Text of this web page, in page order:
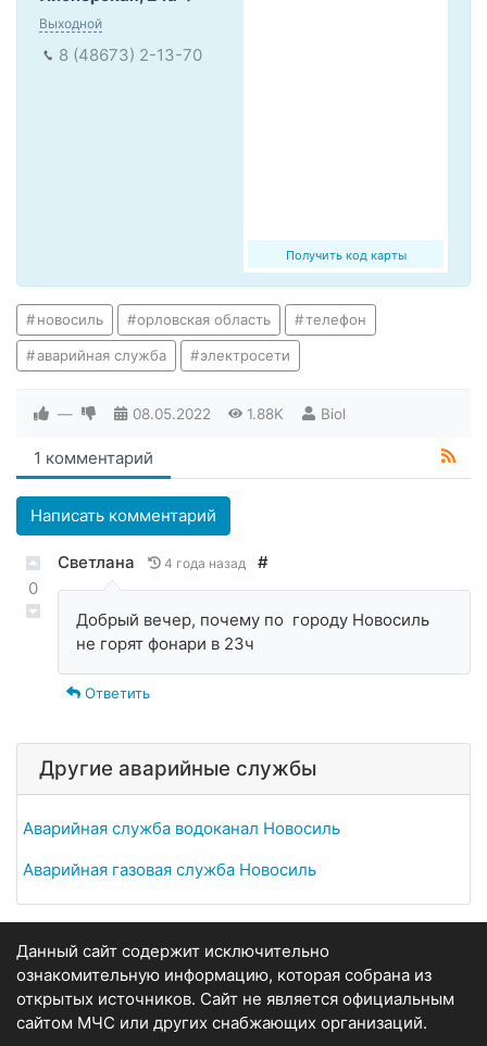
Получить код карты
Выходной
8 (48673) 2-13-70
новосиль орловская область телефон
аварийная служба электросети
— 08.05.2022 1.88K Biol
1 комментарий
Написать комментарий
0
Светлана 4 года назад #
Добрый вечер, почему по городу Новосиль
не горят фонари в 23ч
Ответить
Другие аварийные службы
Аварийная служба водоканал Новосиль
Аварийная газовая служба Новосиль
Данный сайт содержит исключительно
ознакомительную информацию, которая собрана из
открытых источников. Сайт не является официальным
сайтом МЧС или других снабжающих организаций.